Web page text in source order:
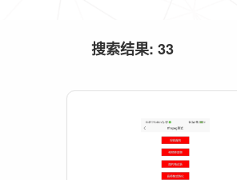
搜索结果: 33